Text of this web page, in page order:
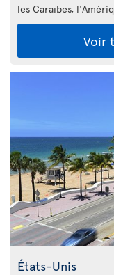
les Caraïbes,
Voir
États-Unis